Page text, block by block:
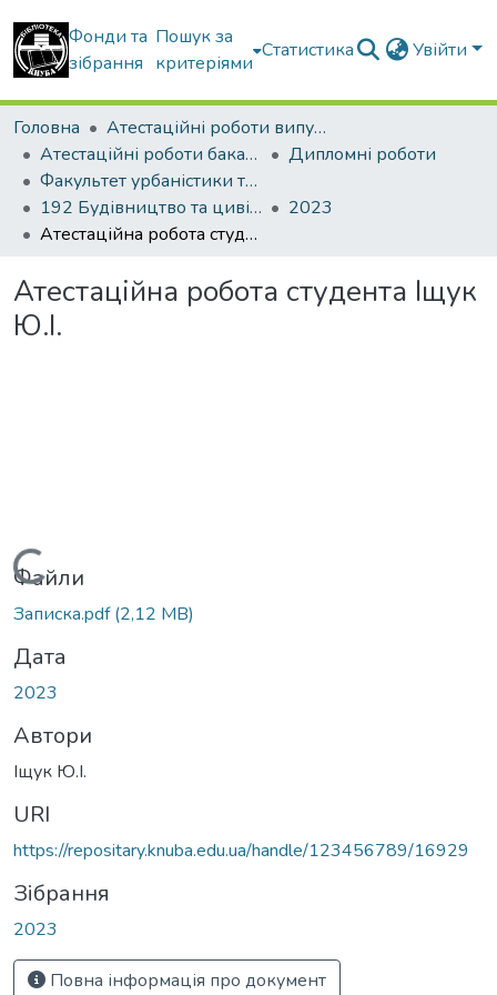
Фонди та
зібрання
Пошук за
критеріями
Статистика Увійти
Головна
Атестаційні роботи випускників
Атестаційні роботи бакалаврів
Дипломні роботи
Факультет урбаністики та просторового планування
192 Будівництво та цивільна інженерія. Міське будівництво та господарство
2023
Атестаційна робота студента Іщук Ю.І.
Атестаційна робота студента Іщук
Ю.І.
Вантажиться...
Файли
Записка.pdf(2,12 MB)
Дата
2023
Автори
Іщук Ю.І.
URI
https://repositary.knuba.edu.ua/handle/123456789/16929
Зібрання
2023
Повна інформація про документ